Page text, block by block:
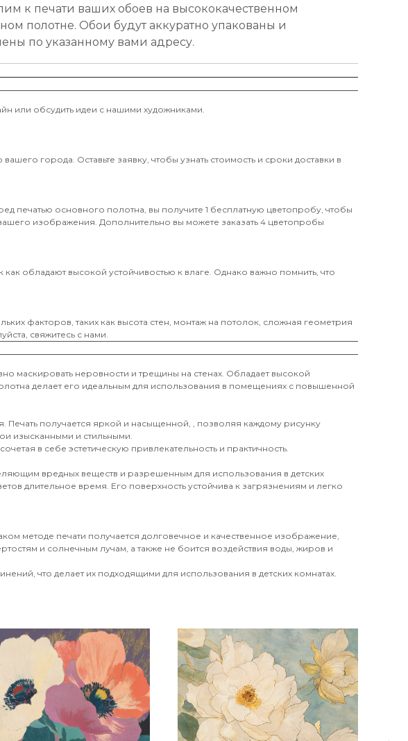
к печати ваших обоев на высококачественном
полотне. Обои будут аккуратно упакованы и
по указанному вами адресу.
или обсудить идеи с нашими художниками.
города. Оставьте заявку, чтобы узнать стоимость и сроки доставки в
печатью основного полотна, вы получите 1 бесплатную цветопробу, чтобы
изображения. Дополнительно вы можете заказать 4 цветопробы
обладают высокой устойчивостью к влаге. Однако важно помнить, что
факторов, таких как высота стен, монтаж на потолок, сложная геометрия
свяжитесь с нами.
маскировать неровности и трещины на стенах. Обладает высокой
делает его идеальным для использования в помещениях с повышенной
Печать получается яркой и насыщенной, , позволяя каждому рисунку
изысканными и стильными.
в себе эстетическую привлекательность и практичность.
вредных веществ и разрешенным для использования в детских
длительное время. Его поверхность устойчива к загрязнениям и легко
методе печати получается долговечное и качественное изображение,
и солнечным лучам, а также не боится воздействия воды, жиров и
что делает их подходящими для использования в детских комнатах.